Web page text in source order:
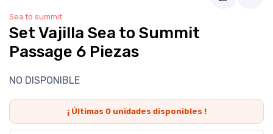
Sea to summit
Set Vajilla Sea to Summit
Passage 6 Piezas
NO DISPONIBLE
¡ Últimas 0unidades disponibles !